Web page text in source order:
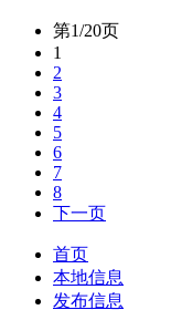
第1/20页
1
2
3
4
5
6
7
8
下一页
首页
本地信息
发布信息